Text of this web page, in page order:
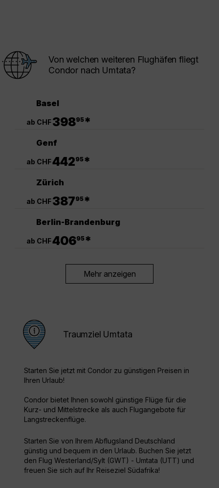
Von welchen weiteren Flughäfen fliegt
Condor nach Umtata?
Basel
ab CHF39895*
Genf
ab CHF44295*
Zürich
ab CHF38795*
Berlin-Brandenburg
ab CHF40695*
Mehr anzeigen
Traumziel Umtata
Starten Sie jetzt mit Condor zu günstigen Preisen in
Ihren Urlaub!
Condor bietet Ihnen sowohl günstige Flüge für die
Kurz- und Mittelstrecke als auch Flugangebote für
Langstreckenflüge.
Starten Sie von Ihrem Abflugsland Deutschland
günstig und bequem in den Urlaub. Buchen Sie jetzt
den Flug Westerland/Sylt (GWT) - Umtata (UTT) und
freuen Sie sich auf Ihr Reiseziel Südafrika!